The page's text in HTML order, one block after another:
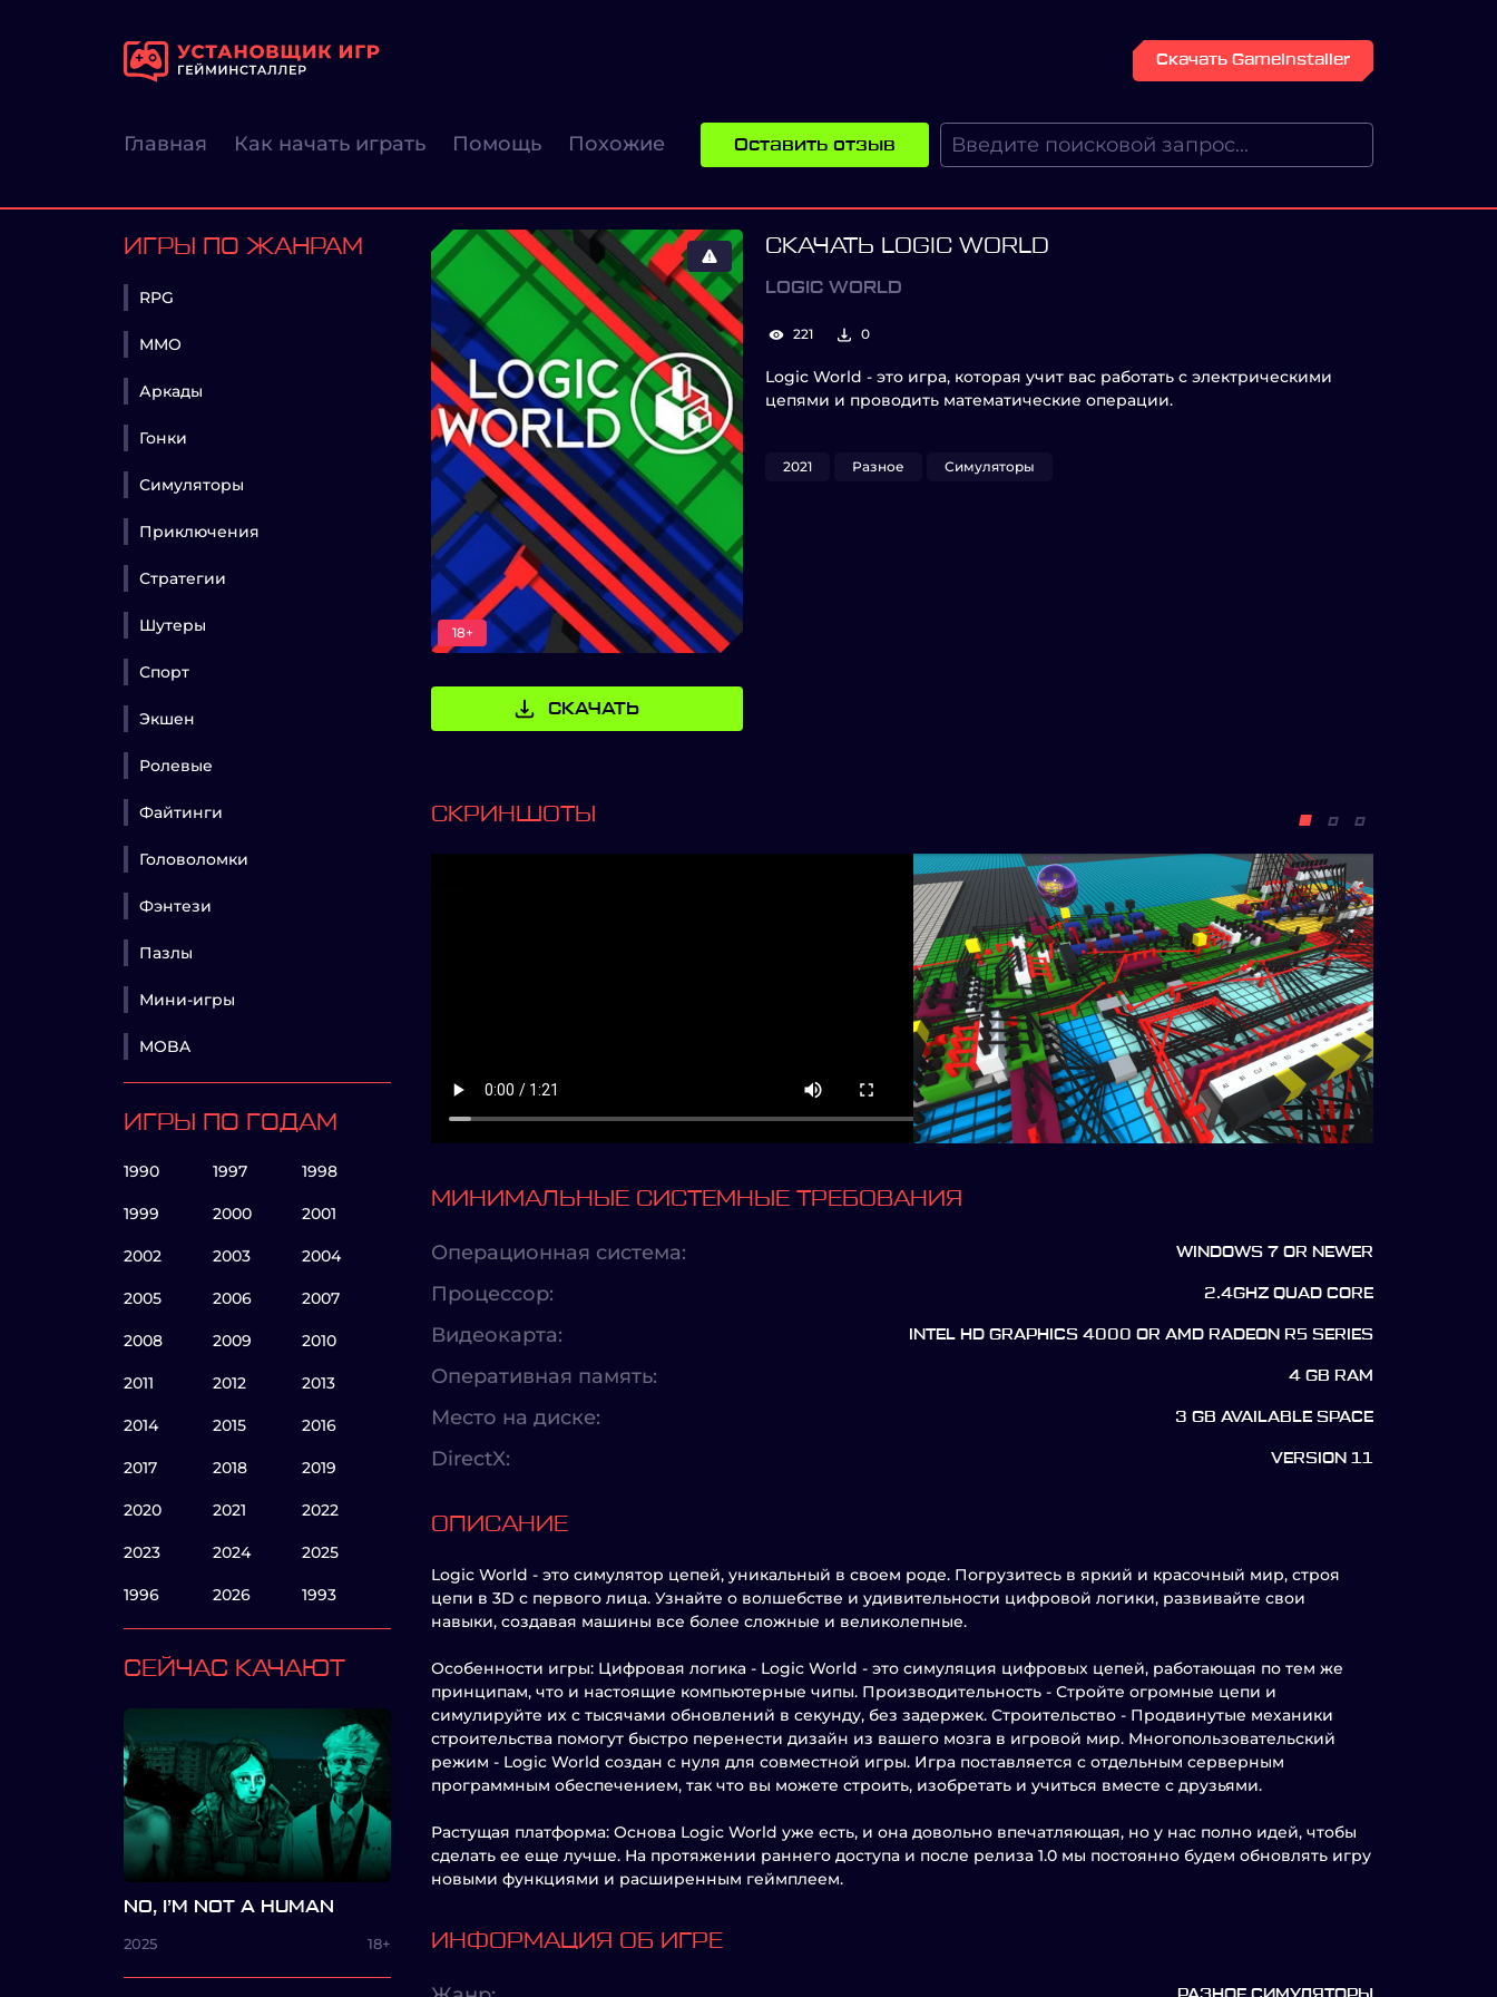
Скачать GameInstaller
Главная Как начать играть Помощь Похожие Оставить отзыв
ИГРЫ ПО ЖАНРАМ
RPG
MMO
Аркады
Гонки
Симуляторы
Приключения
Стратегии
Шутеры
Спорт
Экшен
Ролевые
Файтинги
Головоломки
Фэнтези
Пазлы
Мини-игры
MOBA
ИГРЫ ПО ГОДАМ
1990 1997 1998
1999 2000 2001
2002 2003 2004
2005 2006 2007
2008 2009 2010
2011 2012 2013
2014 2015 2016
2017 2018 2019
2020 2021 2022
2023 2024 2025
1996 2026 1993
СЕЙЧАС КАЧАЮТ
NO, I’M NOT A HUMAN
2025 18+
18+
СКАЧАТЬ
СКАЧАТЬ LOGIC WORLD
LOGIC WORLD
221 0
Logic World - это игра, которая учит вас работать с электрическими
цепями и проводить математические операции.
2021 Разное Симуляторы
СКРИНШОТЫ
МИНИМАЛЬНЫЕ СИСТЕМНЫЕ ТРЕБОВАНИЯ
Операционная система: WINDOWS 7 OR NEWER
Процессор: 2.4GHZ QUAD CORE
Видеокарта: INTEL HD GRAPHICS 4000 OR AMD RADEON R5 SERIES
Оперативная память: 4 GB RAM
Место на диске: 3 GB AVAILABLE SPACE
DirectX: VERSION 11
ОПИСАНИЕ
Logic World - это симулятор цепей, уникальный в своем роде. Погрузитесь в яркий и красочный мир, строя
цепи в 3D с первого лица. Узнайте о волшебстве и удивительности цифровой логики, развивайте свои
навыки, создавая машины все более сложные и великолепные.
Особенности игры: Цифровая логика - Logic World - это симуляция цифровых цепей, работающая по тем же
принципам, что и настоящие компьютерные чипы. Производительность - Стройте огромные цепи и
симулируйте их с тысячами обновлений в секунду, без задержек. Строительство - Продвинутые механики
строительства помогут быстро перенести дизайн из вашего мозга в игровой мир. Многопользовательский
режим - Logic World создан с нуля для совместной игры. Игра поставляется с отдельным серверным
программным обеспечением, так что вы можете строить, изобретать и учиться вместе с друзьями.
Растущая платформа: Основа Logic World уже есть, и она довольно впечатляющая, но у нас полно идей, чтобы
сделать ее еще лучше. На протяжении раннего доступа и после релиза 1.0 мы постоянно будем обновлять игру
новыми функциями и расширенным геймплеем.
ИНФОРМАЦИЯ ОБ ИГРЕ